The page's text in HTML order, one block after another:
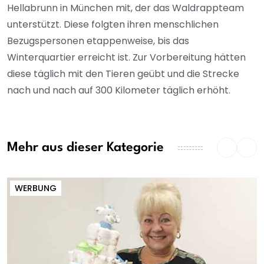
Hellabrunn in München mit, der das Waldrappteam
unterstützt. Diese folgten ihren menschlichen
Bezugspersonen etappenweise, bis das
Winterquartier erreicht ist. Zur Vorbereitung hätten
diese täglich mit den Tieren geübt und die Strecke
nach und nach auf 300 Kilometer täglich erhöht.
Mehr aus dieser Kategorie
WERBUNG